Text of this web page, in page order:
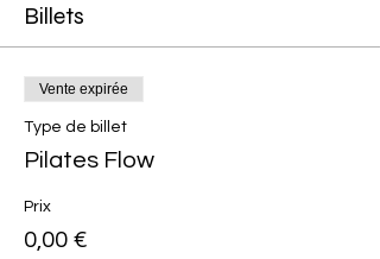
Billets
Vente expirée
Type de billet
Pilates Flow
Prix
0,00 €